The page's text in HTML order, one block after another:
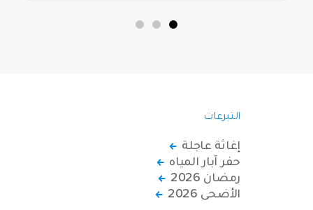
التبرعات
إغاثة عاجلة
حفر آبار المياه
رمضان 2026
الأضحى 2026